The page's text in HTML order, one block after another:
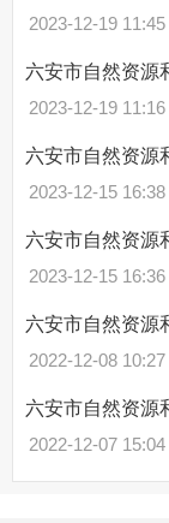
2023-12-19 11:45
六安市自然资源
2023-12-19 11:16
六安市自然资源
2023-12-15 16:38
六安市自然资源
2023-12-15 16:36
六安市自然资源
2022-12-08 10:27
六安市自然资源
2022-12-07 15:04